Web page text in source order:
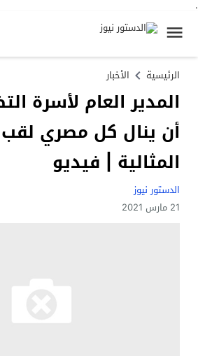
.
الرئيسية الأخبار
المدير العام لأسرة
أن ينال كل مصري لقب
المثالية | فيديو
الدستور نيوز
21 مارس 2021